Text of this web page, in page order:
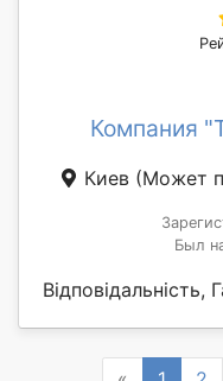
Компания
Киев (Может
Был
Відповідальність,